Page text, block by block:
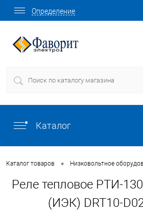
Определение
Каталог
Каталог товаров • Низковольтное
Реле тепловое РТИ-
(ИЭК) DRT10-